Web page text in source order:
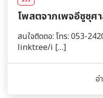
โพสตจากเพจอีซูซุศ
สนใจติดตอ: โทร: 053-
linktr.ee/i […]
อ่